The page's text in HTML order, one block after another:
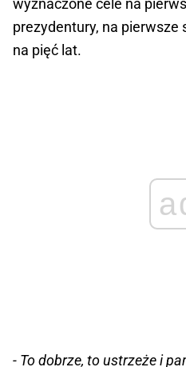
wyznaczone cele na
prezydentury, na pierwsze
na pięć lat.
- To dobrze, to ustrzeże i